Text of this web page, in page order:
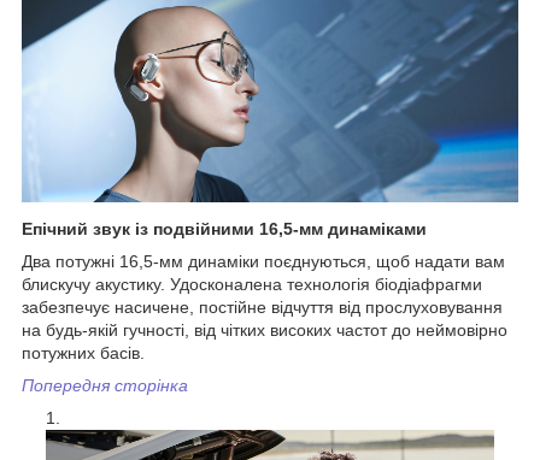
Епічний звук із подвійними 16,5-мм динаміками
Два потужні 16,5-мм динаміки поєднуються, щоб надати вам
блискучу акустику. Удосконалена технологія біодіафрагми
забезпечує насичене, постійне відчуття від прослуховування
на будь-якій гучності, від чітких високих частот до неймовірно
потужних басів.
Попередня сторінка